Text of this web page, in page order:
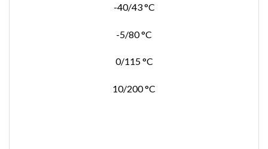
-40/43 °C
-5/80 °C
0/115 °C
10/200 °C